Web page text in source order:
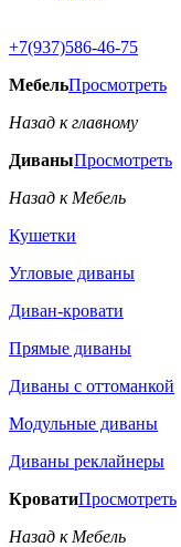
+7(937)586-46-75
МебельПросмотреть
Назад к главному
ДиваныПросмотреть
Назад к Мебель
Кушетки
Угловые диваны
Диван-кровати
Прямые диваны
Диваны с оттоманкой
Модульные диваны
Диваны реклайнеры
КроватиПросмотреть
Назад к Мебель